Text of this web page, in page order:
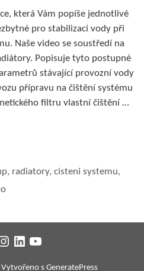
která Vám popíše jednotlivé
pro stabilizaci vody při
Naše video se soustředí na
Popisuje tyto postupné
stávající provozní vody
přípravu na čištění systému
filtru vlastní čištění …
, radiatory,cisteni systemu,
LinkedInYouTube
Vytvořeno sGeneratePress